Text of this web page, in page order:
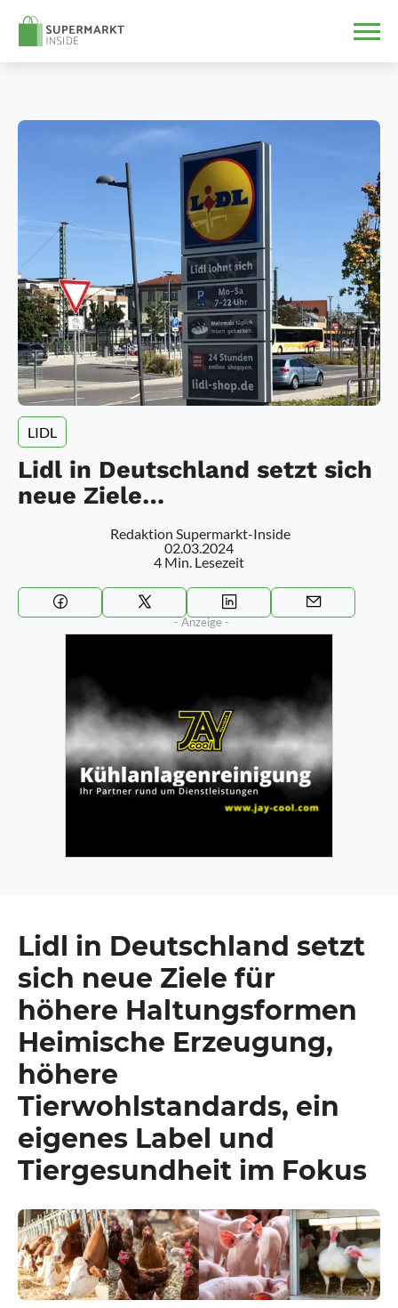
LIDL
Lidl in Deutschland setzt sich
neue Ziele…
Redaktion Supermarkt-Inside
02.03.2024
4 Min. Lesezeit
Lidl in Deutschland setzt
sich neue Ziele für
höhere Haltungsformen
Heimische Erzeugung,
höhere
Tierwohlstandards, ein
eigenes Label und
Tiergesundheit im Fokus